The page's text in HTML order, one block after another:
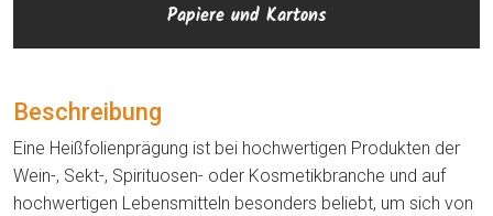
Papiere und Kartons
Beschreibung
Eine Heißfolienprägung ist bei hochwertigen Produkten der
Wein-, Sekt-, Spirituosen- oder Kosmetikbranche und auf
hochwertigen Lebensmitteln besonders beliebt, um sich von